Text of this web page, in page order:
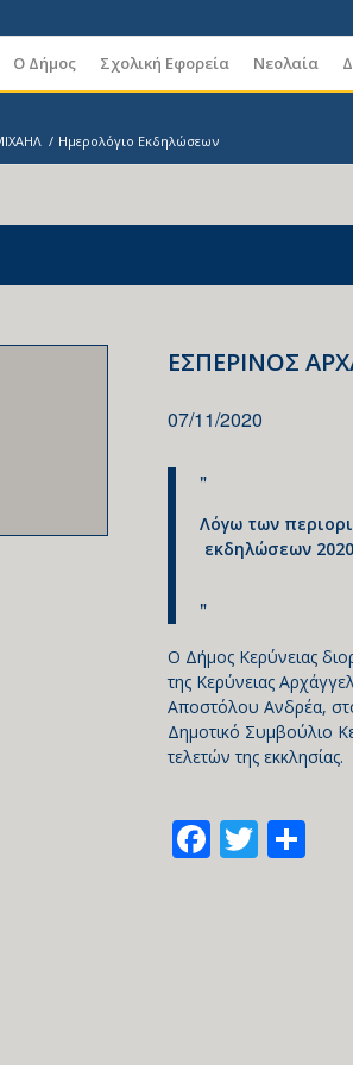
Ο Δήμος Σχολική Εφορεία Νεολαία
/ Ημερολόγιο Εκδηλώσεων
ΕΣΠΕΡΙΝΟΣ
07/11/2020
Λόγω των
εκδηλώσεων
Ο Δήμος Κερύνειας
της Κερύνειας
Αποστόλου Ανδρέα,
Δημοτικό Συμβούλιο
τελετών της εκκλησίας.
Facebook
Twitter